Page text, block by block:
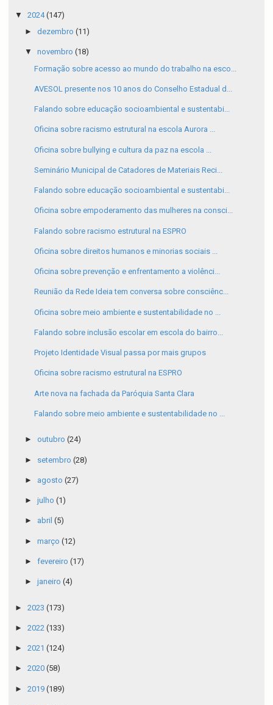
▼ 2024(147)
► dezembro (11)
▼ novembro (18)
Formação sobre acesso ao mundo do trabalho na esco...
AVESOL presente nos 10 anos do Conselho Estadual d...
Falando sobre educação socioambiental e sustentabi...
Oficina sobre racismo estrutural na escola Aurora ...
Oficina sobre bullying e cultura da paz na escola ...
Seminário Municipal de Catadores de Materiais Reci...
Falando sobre educação socioambiental e sustentabi...
Oficina sobre empoderamento das mulheres na consci...
Falando sobre racismo estrutural na ESPRO
Oficina sobre direitos humanos e minorias sociais ...
Oficina sobre prevenção e enfrentamento a violênci...
Reunião da Rede Ideia tem conversa sobre consciênc...
Oficina sobre meio ambiente e sustentabilidade no ...
Falando sobre inclusão escolar em escola do bairro...
Projeto Identidade Visual passa por mais grupos
Oficina sobre racismo estrutural na ESPRO
Arte nova na fachada da Paróquia Santa Clara
Falando sobre meio ambiente e sustentabilidade no ...
► outubro (24)
► setembro (28)
► agosto (27)
► julho (1)
► abril (5)
► março (12)
► fevereiro (17)
► janeiro (4)
► 2023 (173)
► 2022 (133)
► 2021 (124)
► 2020 (58)
► 2019 (189)